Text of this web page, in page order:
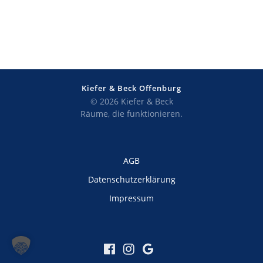
Kiefer & Beck Offenburg
© 2026 Kiefer & Beck
Räume, die funktionieren.
AGB
Datenschutzerklärung
Impressum